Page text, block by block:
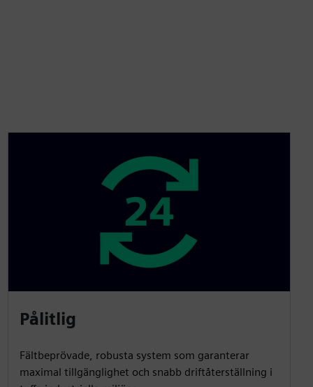
Pålitlig
Fältbeprövade, robusta system som garanterar
maximal tillgänglighet och snabb driftåterställning i